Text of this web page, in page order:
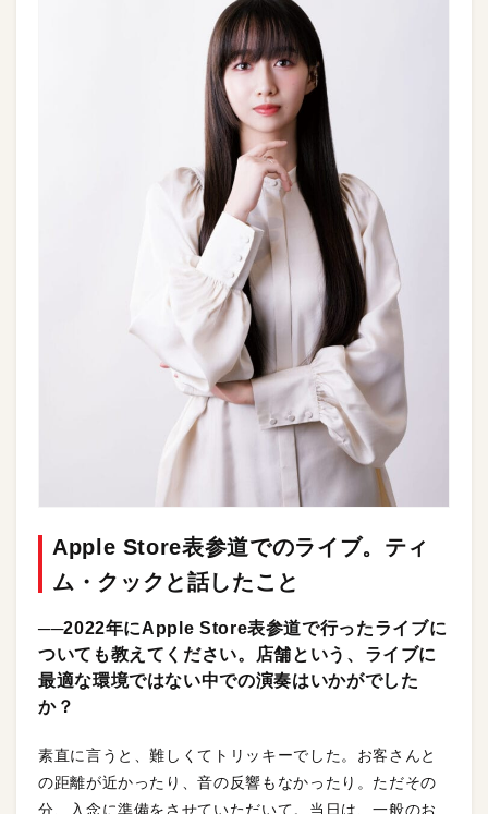
Apple Store表参道でのライブ。ティ
ム・クックと話したこと
──2022年にApple Store表参道で行ったライブに
ついても教えてください。店舗という、ライブに
最適な環境ではない中での演奏はいかがでした
か？
素直に言うと、難しくてトリッキーでした。お客さんと
の距離が近かったり、音の反響もなかったり。ただその
分、入念に準備をさせていただいて。当日は、一般のお